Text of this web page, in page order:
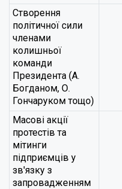
Створення
політичної сили
членами
колишньої
команди
Президента (А.
Богданом, О.
Гончаруком тощо)
Масові акції
протестів та
мітинги
підприємців у
зв'язку з
запровадженням